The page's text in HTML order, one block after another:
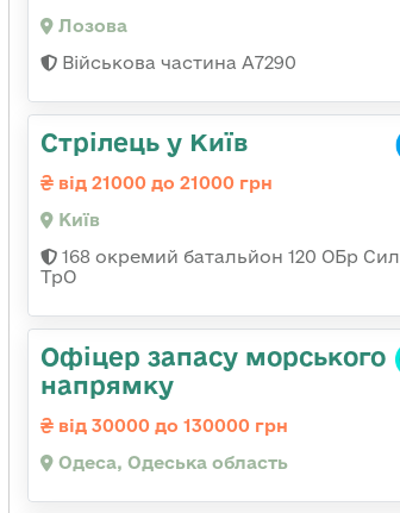
Лозова
Військова частина А7290
Стрілець у Київ
від 21000 до 21000 грн
Київ
168 окремий батальйон 120 ОБр Cил
ТрО
Офіцер запасу морського
напрямку
від 30000 до 130000 грн
Одеса, Одеська область